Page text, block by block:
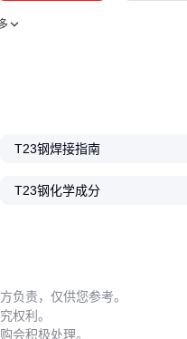
的安全防护同样属于材料维
锚点，逆向验证每个环节
材料单价更能反映真实成本
T23钢焊接指南
T23钢化学成分
负责，仅供您参考。
权利。
会积极处理。